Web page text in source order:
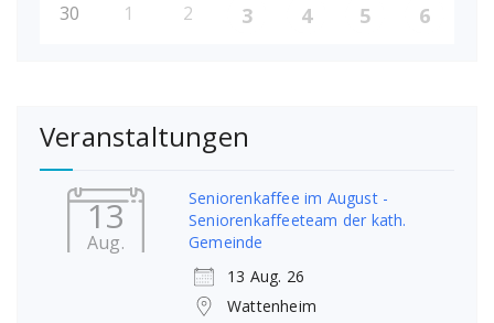
30 1 2 3 4 5 6
Veranstaltungen
13
Aug.
Seniorenkaffee im August -
Seniorenkaffeeteam der kath.
Gemeinde
13 Aug. 26
Wattenheim